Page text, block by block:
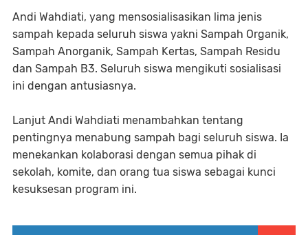
Andi Wahdiati, yang mensosialisasikan lima jenis
sampah kepada seluruh siswa yakni Sampah Organik,
Sampah Anorganik, Sampah Kertas, Sampah Residu
dan Sampah B3. Seluruh siswa mengikuti sosialisasi
ini dengan antusiasnya.
Lanjut Andi Wahdiati menambahkan tentang
pentingnya menabung sampah bagi seluruh siswa. Ia
menekankan kolaborasi dengan semua pihak di
sekolah, komite, dan orang tua siswa sebagai kunci
kesuksesan program ini.